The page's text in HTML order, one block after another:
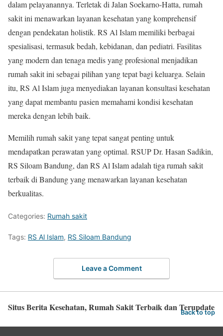
dalam pelayanannya. Terletak di Jalan Soekarno-Hatta, rumah
sakit ini menawarkan layanan kesehatan yang komprehensif
dengan pendekatan holistik. RS Al Islam memiliki berbagai
spesialisasi, termasuk bedah, kebidanan, dan pediatri. Fasilitas
yang modern dan tenaga medis yang profesional menjadikan
rumah sakit ini sebagai pilihan yang tepat bagi keluarga. Selain
itu, RS Al Islam juga menyediakan layanan konsultasi kesehatan
yang dapat membantu pasien memahami kondisi kesehatan
mereka dengan lebih baik.
Memilih rumah sakit yang tepat sangat penting untuk
mendapatkan perawatan yang optimal. RSUP Dr. Hasan Sadikin,
RS Siloam Bandung, dan RS Al Islam adalah tiga rumah sakit
terbaik di Bandung yang menawarkan layanan kesehatan
berkualitas.
Categories: Rumah sakit
Tags: RS Al Islam, RS Siloam Bandung
Leave a Comment
Situs Berita Kesehatan, Rumah Sakit Terbaik dan Terupdate
Back to top